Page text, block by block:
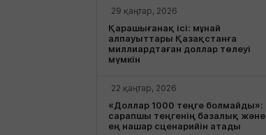
29 қаңтар, 2026
Қарашығанақ ісі: мұнай
алпауыттары Қазақстанға
миллиардтаған доллар төлеуі
мүмкін
22 қаңтар, 2026
«Доллар 1000 теңге болмайды»:
сарапшы теңгенің базалық және
ең нашар сценарийін атады